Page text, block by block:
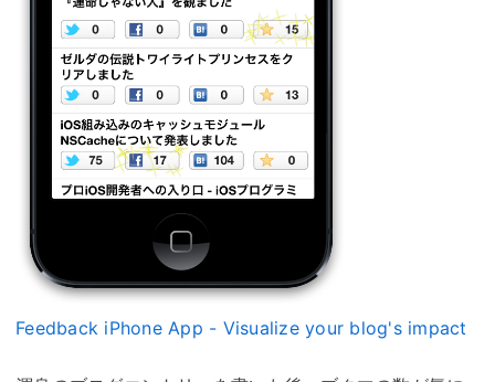
Feedback iPhone App - Visualize your blog's impact